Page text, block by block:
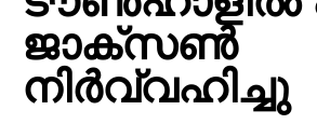
ജാക്സൺ
നിർവ്വഹിച്ചു